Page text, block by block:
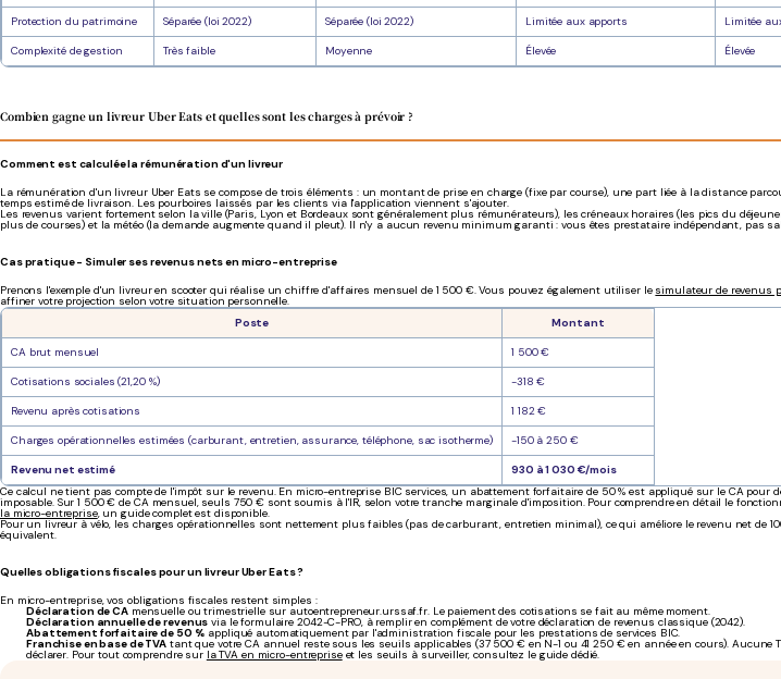
Protection du patrimoine Séparée (loi 2022) Séparée (loi 2022) Limitée aux apports Limitée
Complexité de gestion Très faible Moyenne Élevée Élevée
Combien gagne un livreur Uber Eats et quelles sont les charges à prévoir ?
Comment est calculée la rémunération d'un livreur
La rémunération d'un livreur Uber Eats se compose de trois éléments : un montant de prise en charge (fixe par course), une part liée à la distance
temps estimé de livraison. Les pourboires laissés par les clients via l'application viennent s'ajouter.
Les revenus varient fortement selon la ville (Paris, Lyon et Bordeaux sont généralement plus rémunérateurs), les créneaux horaires (les pics du
plus de courses) et la météo (la demande augmente quand il pleut). Il n'y a aucun revenu minimum garanti : vous êtes prestataire indépendant, pas
Cas pratique - Simuler ses revenus nets en micro-entreprise
Prenons l'exemple d'un livreur en scooter qui réalise un chiffre d'affaires mensuel de 1 500 €. Vous pouvez également utiliser le simulateur de revenus
affiner votre projection selon votre situation personnelle.
Poste
Montant
CA brut mensuel 1 500 €
Cotisations sociales (21,20 %) -318 €
Revenu après cotisations 1 182 €
Charges opérationnelles estimées (carburant, entretien, assurance, téléphone, sac isotherme) -150 à 250 €
Revenu net estimé
930 à 1 030 €/mois
Ce calcul ne tient pas compte de l'impôt sur le revenu. En micro-entreprise BIC services, un abattement forfaitaire de 50 % est appliqué sur le CA pour
imposable. Sur 1 500 € de CA mensuel, seuls 750 € sont soumis à l'IR, selon votre tranche marginale d'imposition. Pour comprendre en détail le
la micro-entreprise, un guide complet est disponible.
Pour un livreur à vélo, les charges opérationnelles sont nettement plus faibles (pas de carburant, entretien minimal), ce qui améliore le revenu net de
équivalent.
Quelles obligations fiscales pour un livreur Uber Eats ?
En micro-entreprise, vos obligations fiscales restent simples :
Déclaration de CAmensuelle ou trimestrielle sur autoentrepreneur.urssaf.fr. Le paiement des cotisations se fait au même moment.
Déclaration annuelle de revenus via le formulaire 2042-C-PRO, à remplir en complément de votre déclaration de revenus classique (2042).
Abattement forfaitaire de 50 % appliqué automatiquement par l'administration fiscale pour les prestations de services BIC.
Franchise en base de TVA tant que votre CA annuel reste sous les seuils applicables (37 500 € en N-1 ou 41 250 € en année en cours). Aucune
déclarer. Pour tout comprendre sur la TVA en micro-entrepriseet les seuils à surveiller, consultez le guide dédié.